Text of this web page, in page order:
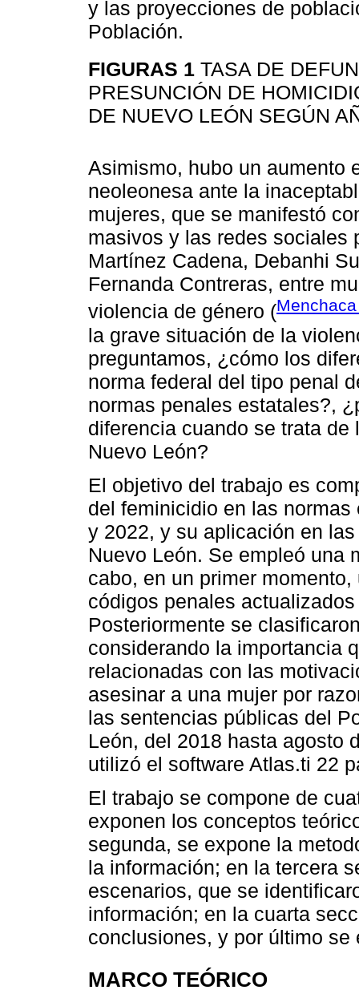
y las proyecciones de
Población.
FIGURAS 1 TASA DE
PRESUNCIÓN DE
DE NUEVO LEÓN SEGÚN
Asimismo, hubo un aumento
neoleonesa ante la
mujeres, que se manifestó
masivos y las redes sociales
Martínez Cadena, Debanhi
Fernanda Contreras, entre
violencia de género (
la grave situación de la
preguntamos, ¿cómo los
norma federal del tipo penal
normas penales estatales?,
diferencia cuando se trata
Nuevo León?
El objetivo del trabajo es
del feminicidio en las
y 2022, y su aplicación en
Nuevo León. Se empleó una
cabo, en un primer
códigos penales
Posteriormente se
considerando la importancia
relacionadas con las
asesinar a una mujer por
las sentencias públicas del
León, del 2018 hasta agosto
utilizó el software Atlas.ti 22
El trabajo se compone de
exponen los conceptos
segunda, se expone la
la información; en la tercera
escenarios, que se
información; en la cuarta
conclusiones, y por último
MARCO TEÓRICO